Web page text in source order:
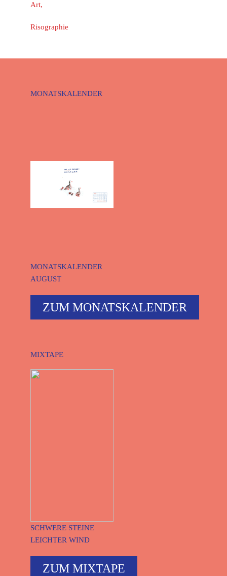
Risographie
MONATSKALENDER
MONATSKALENDER
AUGUST
ZUM MONATSKALENDER
MIXTAPE
SCHWERE STEINE
LEICHTER WIND
ZUM MIXTAPE